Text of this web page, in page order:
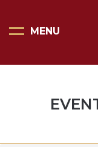
MENU
Pagina
Organizza la